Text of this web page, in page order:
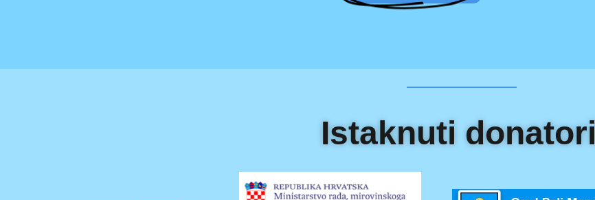
Istaknuti donatori